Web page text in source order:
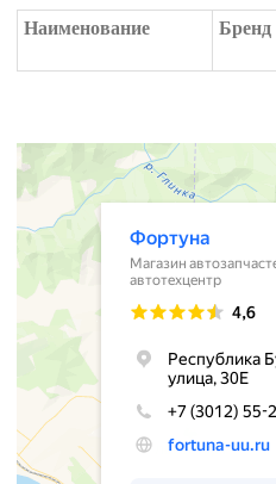
Наименование Бренд